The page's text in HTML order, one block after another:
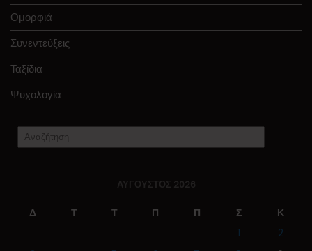
Ομορφιά
Συνεντεύξεις
Ταξίδια
Ψυχολογία
ΑΎΓΟΥΣΤΟΣ 2026
Δ Τ Τ Π Π Σ
Κ
1
2